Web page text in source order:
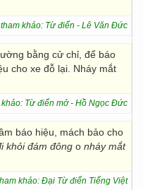
khảo: Từ điển - Lê Văn Đức
bằng cử chỉ, để báo
cho xe đỗ lại. Nháy mắt
Từ điển mở - Hồ Ngọc Đức
báo hiệu, mách bảo cho
khỏi đám đông o nháy mắt
khảo: Đại Từ điển Tiếng Việt